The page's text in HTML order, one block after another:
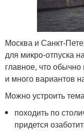
Москва и Санкт-
для микро-отпуска
главное, что
и много вариантов
Можно устроить
походить по
придется